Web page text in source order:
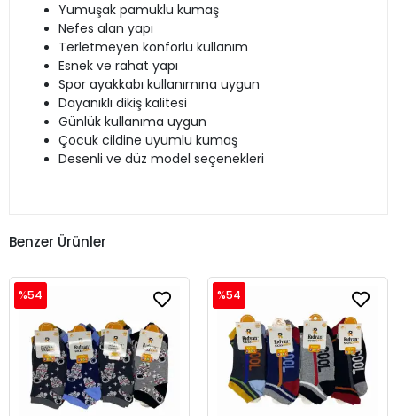
Yumuşak pamuklu kumaş
Nefes alan yapı
Terletmeyen konforlu kullanım
Esnek ve rahat yapı
Spor ayakkabı kullanımına uygun
Dayanıklı dikiş kalitesi
Günlük kullanıma uygun
Çocuk cildine uyumlu kumaş
Desenli ve düz model seçenekleri
Benzer Ürünler
%54 %54